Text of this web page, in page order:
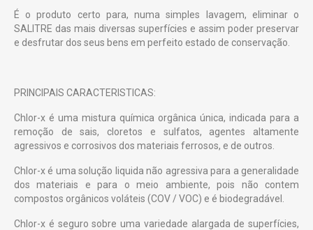
É o produto certo para, numa simples lavagem, eliminar o
SALITRE das mais diversas superfícies e assim poder preservar
e desfrutar dos seus bens em perfeito estado de conservação.
PRINCIPAIS CARACTERISTICAS:
Chlor-x é uma mistura química orgânica única, indicada para a
remoção de sais, cloretos e sulfatos, agentes altamente
agressivos e corrosivos dos materiais ferrosos, e de outros.
Chlor-x é uma solução liquida não agressiva para a generalidade
dos materiais e para o meio ambiente, pois não contem
compostos orgânicos voláteis (COV / VOC) e é biodegradável.
Chlor-x é seguro sobre uma variedade alargada de superfícies,